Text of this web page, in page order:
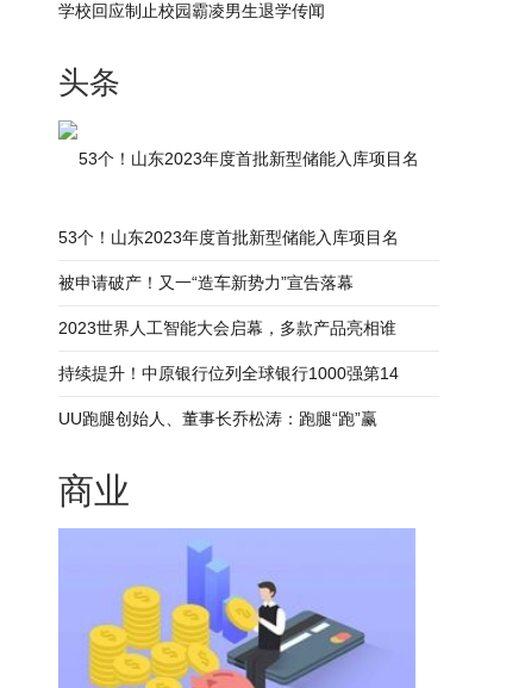
学校回应制止校园霸凌男生退学传闻
头条
53个！山东2023年度首批新型储能入库项目名
53个！山东2023年度首批新型储能入库项目名
被申请破产！又一“造车新势力”宣告落幕
2023世界人工智能大会启幕，多款产品亮相谁
持续提升！中原银行位列全球银行1000强第14
UU跑腿创始人、董事长乔松涛：跑腿“跑”赢
商业